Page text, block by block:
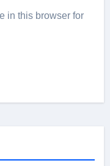
in this browser for